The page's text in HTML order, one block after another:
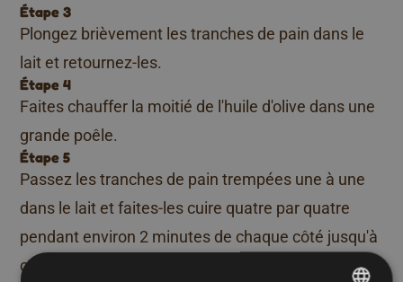
Étape 3
Plongez brièvement les tranches de pain dans le
lait et retournez-les.
Étape 4
Faites chauffer la moitié de l'huile d'olive dans une
grande poêle.
Étape 5
Passez les tranches de pain trempées une à une
dans le lait et faites-les cuire quatre par quatre
pendant environ 2 minutes de chaque côté jusqu'à
ce qu'elles soient dorées.